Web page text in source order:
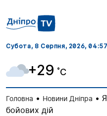
Субота, 8 Серпня, 2026,
+29 ˚C
Головна • Новини Дніпра •
бойових дій